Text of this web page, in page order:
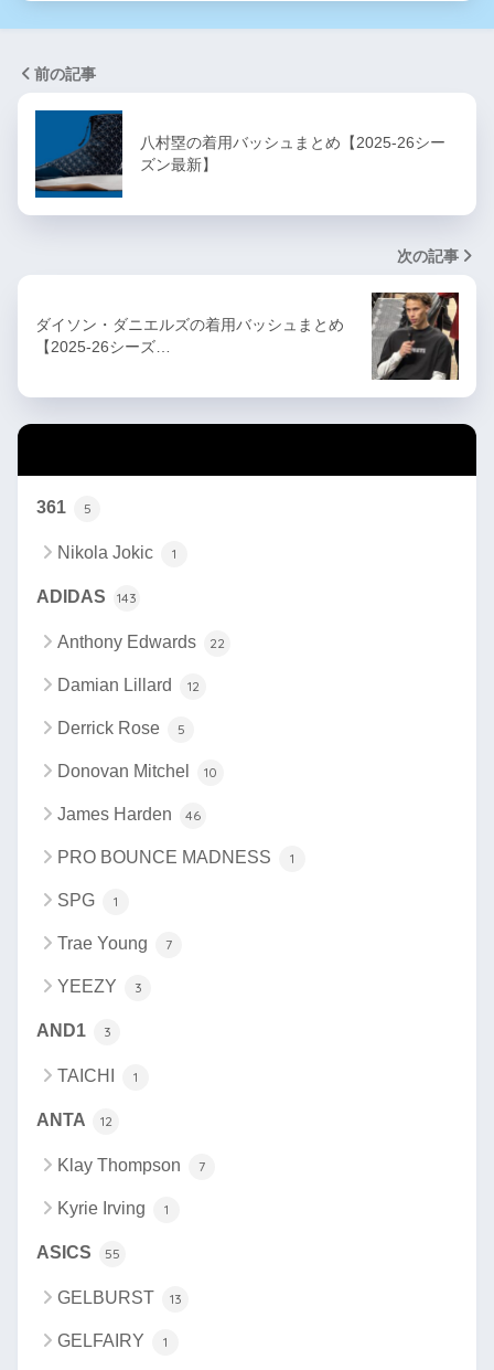
前の記事
八村塁の着用バッシュまとめ【2025-26シー
ズン最新】
次の記事
ダイソン・ダニエルズの着用バッシュまとめ
【2025-26シーズ…
361 5
Nikola Jokic 1
ADIDAS 143
Anthony Edwards 22
Damian Lillard 12
Derrick Rose 5
Donovan Mitchel 10
James Harden 46
PRO BOUNCE MADNESS 1
SPG 1
Trae Young 7
YEEZY 3
AND1 3
TAICHI 1
ANTA 12
Klay Thompson 7
Kyrie Irving 1
ASICS 55
GELBURST 13
GELFAIRY 1